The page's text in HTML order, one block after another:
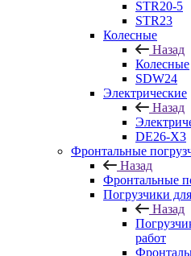
STR20-5
STR23
Колесные
Назад
Колесные
SDW24
Электрические
Назад
DE26-X3
Фронтальные
Назад
Фронтальные
Погрузчики
Назад
работ